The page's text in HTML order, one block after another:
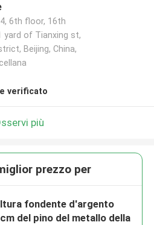
6th floor, 16th
yard of Tianxing st,
Beijing, China,
verificato
più
prezzo per
fondente d'argento
del pino del metallo della